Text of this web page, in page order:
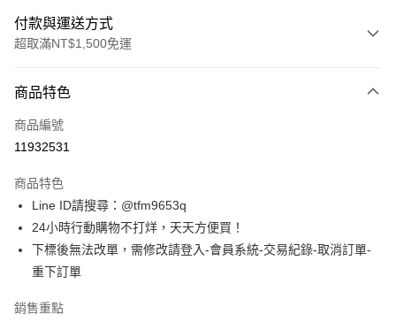
付款與運送方式
超取滿NT$1,500免運
信用卡一次付款
超商取貨付款
Apple Pay
街口支付
悠遊付
ATM付款
商品特色
商品編號
11932531
商品特色
Line ID請搜尋：@tfm9653q
24小時行動購物不打烊，天天方便買！
下標後無法改單，需修改請登入-會員系統-交易紀錄-取消訂單-
重下訂單
銷售重點